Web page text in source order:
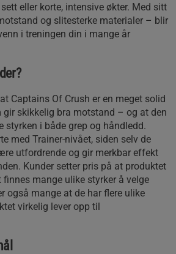
eller korte, intensive økter. Med sitt
og slitesterke materialer – blir
i treningen din i mange år
Captains Of Crush er en meget solid
gir skikkelig bra motstand – og at den
styrken i både grep og håndledd.
med Trainer-nivået, siden selv de
utfordrende og gir merkbar effekt
Kunder setter pris på at produktet
mange ulike styrker å velge
også mange at de har flere ulike
virkelig lever opp til